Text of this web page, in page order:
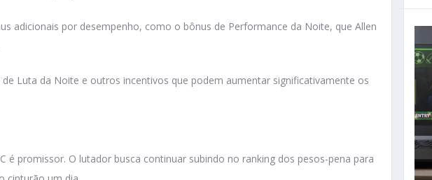
adicionais por desempenho, como o bônus de Performance da Noite, que Allen
Luta da Noite e outros incentivos que podem aumentar significativamente os
é promissor. O lutador busca continuar subindo no ranking dos pesos-pena para